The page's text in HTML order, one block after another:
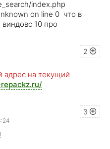
index.php
on line 0 что в
10 про
2
адрес на текущий
3